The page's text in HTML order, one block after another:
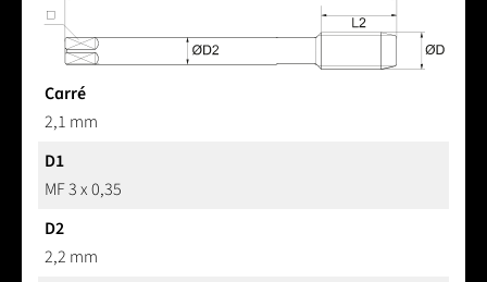
Carré
2,1 mm
D1
MF 3 x 0,35
D2
2,2 mm